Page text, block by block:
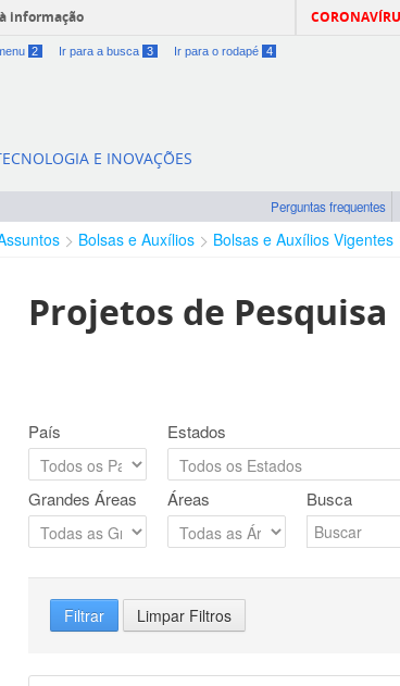
informação
2 Ir para a busca 3 Ir para o rodapé 4
E INOVAÇÕES
Perguntas frequentes
Bolsas e Auxílios Bolsas e Auxílios Vigentes
Projetos de Pesquisa
País Estados
Grandes Áreas Áreas Busca
Filtrar Limpar Filtros